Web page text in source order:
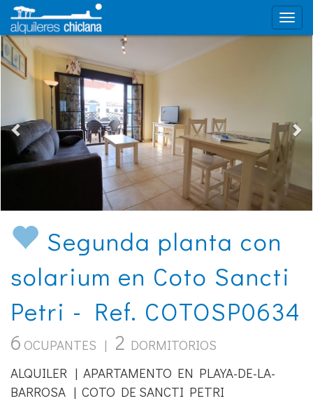
Segunda planta con
solarium en Coto Sancti
Petri - Ref. COTOSP0634
6 OCUPANTES | 2 DORMITORIOS
ALQUILER | APARTAMENTO EN PLAYA-DE-LA-
BARROSA | COTO DE SANCTI PETRI